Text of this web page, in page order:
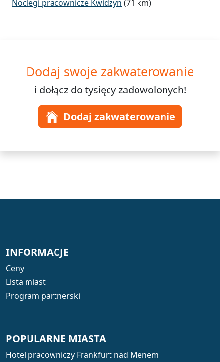
Noclegi pracownicze Kwidzyn (71 km)
Dodaj swoje zakwaterowanie
i dołącz do tysięcyzadowolonych!
Dodaj zakwaterowanie
INFORMACJE
Ceny
Lista miast
Program partnerski
POPULARNE MIASTA
Hotel pracowniczy Frankfurt nad Menem